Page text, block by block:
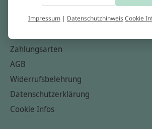
Kontakt
Zahlungsarten
AGB
Widerrufsbelehrung
Datenschutzerklärung
Cookie Infos
Impressum | DatenschutzhinweisCookie